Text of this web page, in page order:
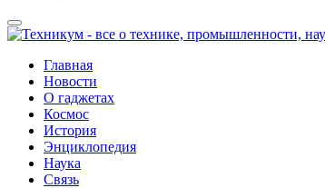
Главная
Новости
О гаджетах
Космос
История
Энциклопедия
Наука
Связь